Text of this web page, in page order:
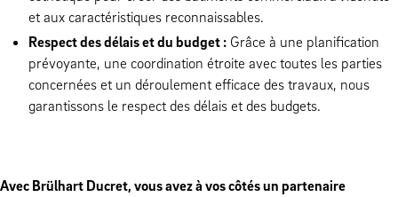
et aux caractéristiques reconnaissables.
Respect des délais et du budget : Grâce à une planification
prévoyante, une coordination étroite avec toutes les parties
concernées et un déroulement efficace des travaux, nous
garantissons le respect des délais et des budgets.
Avec Brülhart Ducret, vous avez à vos côtés un partenaire